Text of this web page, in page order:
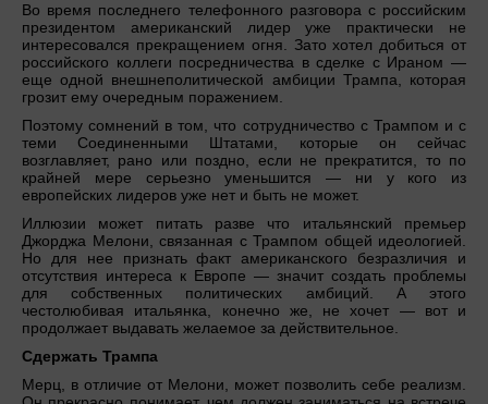
Во время последнего телефонного разговора с российским
президентом американский лидер уже практически не
интересовался прекращением огня. Зато хотел добиться от
российского коллеги посредничества в сделке с Ираном —
еще одной внешнеполитической амбиции Трампа, которая
грозит ему очередным поражением.
Поэтому сомнений в том, что сотрудничество с Трампом и с
теми Соединенными Штатами, которые он сейчас
возглавляет, рано или поздно, если не прекратится, то по
крайней мере серьезно уменьшится — ни у кого из
европейских лидеров уже нет и быть не может.
Иллюзии может питать разве что итальянский премьер
Джорджа Мелони, связанная с Трампом общей идеологией.
Но для нее признать факт американского безразличия и
отсутствия интереса к Европе — значит создать проблемы
для собственных политических амбиций. А этого
честолюбивая итальянка, конечно же, не хочет — вот и
продолжает выдавать желаемое за действительное.
Сдержать Трампа
Мерц, в отличие от Мелони, может позволить себе реализм.